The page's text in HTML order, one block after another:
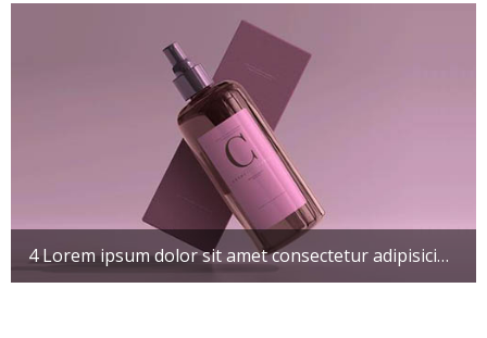
4 Lorem ipsum dolor sit amet consectetur adipisicing elit. Maxime mollitia, molestiae quas vel sint commodi repudiandae consequuntur voluptatum laborum numquam blanditiis harum quisquam